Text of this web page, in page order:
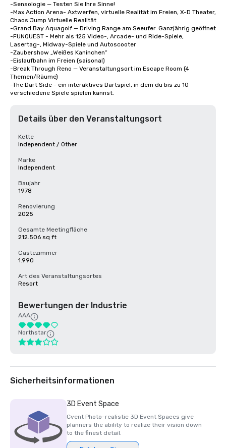
-Sensologie — Testen Sie Ihre Sinne!
-Max Action Arena- Axtwerfen, virtuelle Realität im Freien, X-D Theater,
Chaos Jump Virtuelle Realität
-Grand Bay Aquagolf — Driving Range am Seeufer. Ganzjährig geöffnet
-FUNQUEST - Mehr als 125 Video-, Arcade- und Ride-Spiele,
Lasertag-, Midway-Spiele und Autoscooter
-Zaubershow „Weißes Kaninchen“
-Eislaufbahn im Freien (saisonal)
-Break Through Reno — Veranstaltungsort im Escape Room (4
Themen/Räume)
-The Dart Side - ein interaktives Dartspiel, in dem du bis zu 10
verschiedene Spiele spielen kannst.
Details über den Veranstaltungsort
Kette
Independent / Other
Marke
Independent
Baujahr
1978
Renovierung
2025
Gesamte Meetingfläche
212.506 sq ft
Gästezimmer
1.990
Art des Veranstaltungsortes
Resort
Bewertungen der Industrie
AAA
Northstar
Sicherheitsinformationen
3D Event Space
Cvent Photo-realistic 3D Event Spaces give
planners the ability to realize their vision down
to the finest detail.